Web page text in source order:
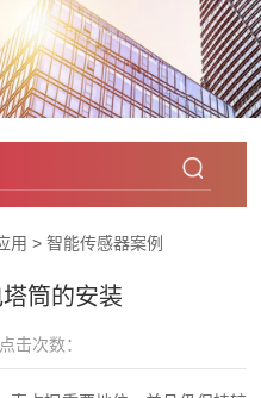
用 > 智能传感器案例
筒的安装
点击次数：